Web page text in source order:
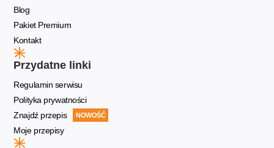
Blog
Pakiet Premium
Kontakt
Przydatne linki
Regulamin serwisu
Polityka prywatności
Znajdź przepis
NOWOŚĆ
Moje przepisy